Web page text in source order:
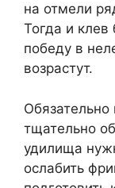
на отмели
Тогда и
победу в
возрастут.
тщательно
удилища
ослабить